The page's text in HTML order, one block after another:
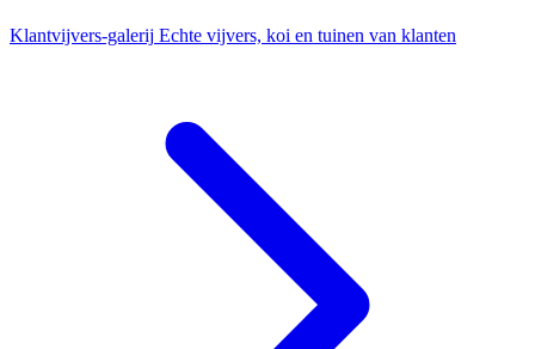
Klantvijvers-galerij Echte vijvers, koi en tuinen van klanten